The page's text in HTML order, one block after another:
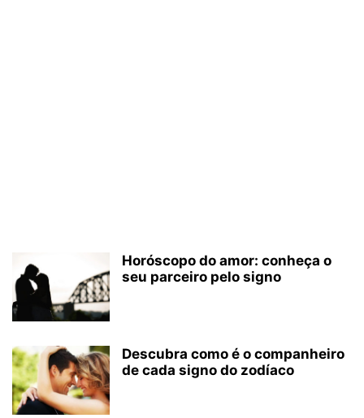
Horóscopo do amor: conheça o
seu parceiro pelo signo
Descubra como é o companheiro
de cada signo do zodíaco